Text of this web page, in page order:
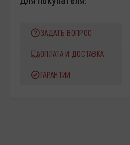
ЗАДАТЬ ВОПРОС
ОПЛАТА И ДОСТАВКА
ГАРАНТИИ